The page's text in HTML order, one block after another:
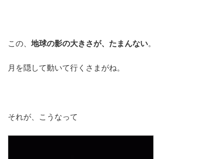
この、 地球の影の大きさが、たまんない。
月を隠して動いて行くさまがね。
それが、こうなって